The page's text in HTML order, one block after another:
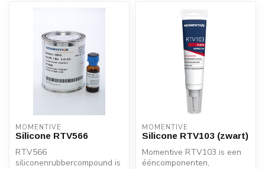
MOMENTIVE
Silicone RTV566
RTV566
siliconenrubbercompound is
MOMENTIVE
Silicone RTV103 (zwart)
Momentive RTV103 is een
ééncomponenten,